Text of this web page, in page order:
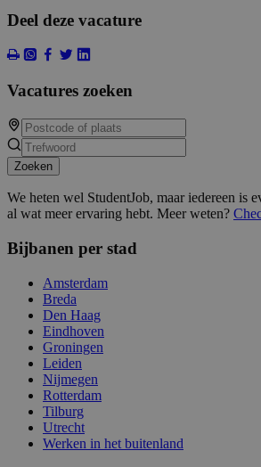
Deel deze vacature
Vacatures zoeken
Zoeken
We heten wel StudentJob, maar iedereen is
al wat meer ervaring hebt. Meer weten?
Bijbanen per stad
Amsterdam
Breda
Den Haag
Eindhoven
Groningen
Leiden
Nijmegen
Rotterdam
Tilburg
Utrecht
Werken in het buitenland